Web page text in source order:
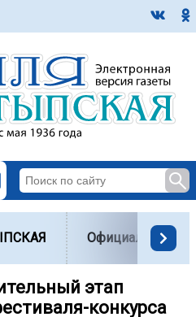
Официально
этап
конкурса